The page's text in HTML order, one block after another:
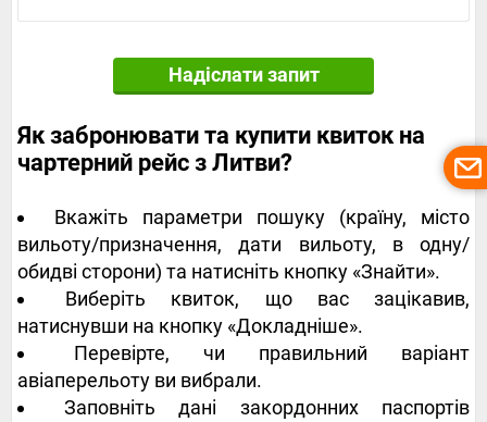
Надіслати запит
Як забронювати та купити квиток на
чартерний рейс з Литви?
Вкажіть параметри пошуку (країну, місто
вильоту/призначення, дати вильоту, в одну/
обидві сторони) та натисніть кнопку «Знайти».
Виберіть квиток, що вас зацікавив,
натиснувши на кнопку «Докладніше».
Перевірте, чи правильний варіант
авіаперельоту ви вибрали.
Заповніть дані закордонних паспортів